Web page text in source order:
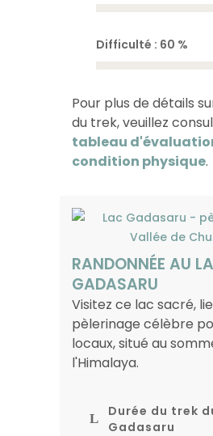
Difficulté : 60 %
Pour plus de détails
du trek, veuillez
tableau
condition physique.
RANDONNÉE AU
GADASARU
Visitez ce lac sacré,
pèlerinage célèbre
locaux, situé au
l'Himalaya.
Durée du trek
Gadasaru